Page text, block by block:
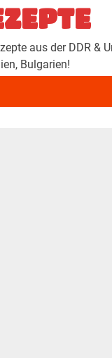
aus der DDR &
Bulgarien!